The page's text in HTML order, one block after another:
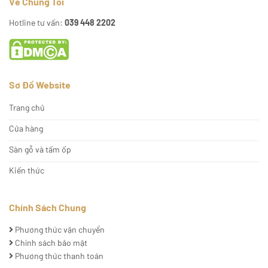
Hotline tư vấn: 039 448 2202
Sơ Đồ Website
Trang chủ
Cửa hàng
Sàn gỗ và tấm ốp
Kiến thức
Chính Sách Chung
Phương thức vận chuyển
Chính sách bảo mật
Phương thức thanh toán